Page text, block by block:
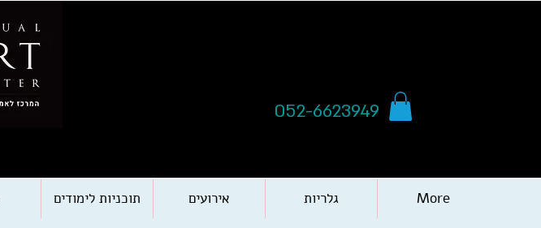
052-6623949
תוכניות לימודים אירועים גלריות More